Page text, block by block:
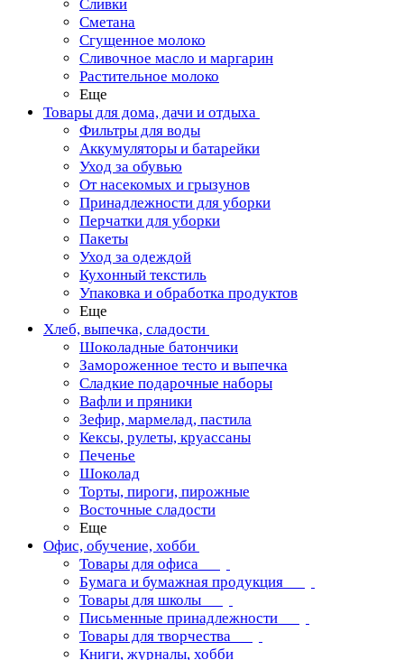
Сливки
Сметана
Сгущенное молоко
Сливочное масло и маргарин
Растительное молоко
Еще
Товары для дома, дачи и отдыха
Фильтры для воды
Аккумуляторы и батарейки
Уход за обувью
От насекомых и грызунов
Принадлежности для уборки
Перчатки для уборки
Пакеты
Уход за одеждой
Кухонный текстиль
Упаковка и обработка продуктов
Еще
Хлеб, выпечка, сладости
Шоколадные батончики
Замороженное тесто и выпечка
Сладкие подарочные наборы
Вафли и пряники
Зефир, мармелад, пастила
Кексы, рулеты, круассаны
Печенье
Шоколад
Торты, пироги, пирожные
Восточные сладости
Еще
Офис, обучение, хобби
Товары для офиса
Бумага и бумажная продукция
Товары для школы
Письменные принадлежности
Товары для творчества
Книги, журналы, хобби